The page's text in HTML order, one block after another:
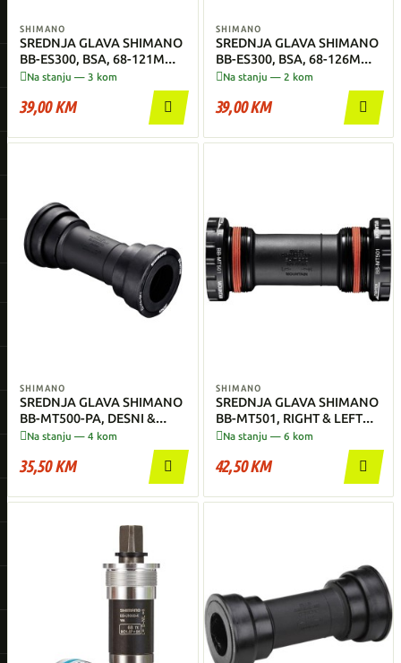
SHIMANO
SREDNJA GLAVA SHIMANO
BB-ES300, BSA, 68-121MM,
OCTALINK
Na stanju — 3 kom
39,00 KM 
SHIMANO
SREDNJA GLAVA SHIMANO
BB-ES300, BSA, 68-126MM,
OCTALINK
Na stanju — 2 kom
39,00 KM 
SHIMANO
SREDNJA GLAVA SHIMANO
BB-MT500-PA, DESNI &
LIJEVI ADAPTER, PRESS FIT
Na stanju — 4 kom
35,50 KM 
SHIMANO
SREDNJA GLAVA SHIMANO
BB-MT501, RIGHT & LEFT
ADAPTER(BSA)
Na stanju — 6 kom
42,50 KM 